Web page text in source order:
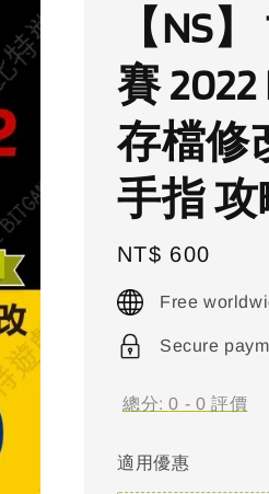
【NS
賽
存檔修
手指
Regular
price
NT$ 600
Free
Secure
總分:0 - 0 評價
適用優惠